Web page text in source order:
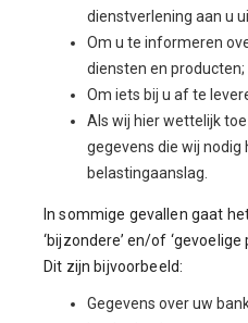
dienstverlening aan u
Om u te informeren
diensten en producten;
Om iets bij u af te
Als wij hier wettelijk
gegevens die wij nodig
belastingaanslag.
In sommige gevallen gaat
‘bijzondere’ en/of ‘gevoelige
Dit zijn bijvoorbeeld:
Gegevens over uw